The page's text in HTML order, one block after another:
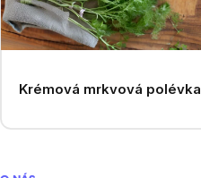
Krémová mrkvová polévka